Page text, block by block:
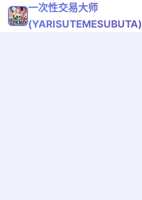
一次性交易大师
(YARISUTEMESUBUTA)